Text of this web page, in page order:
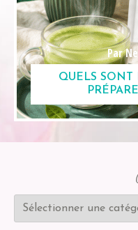
Par
QUELS SONT